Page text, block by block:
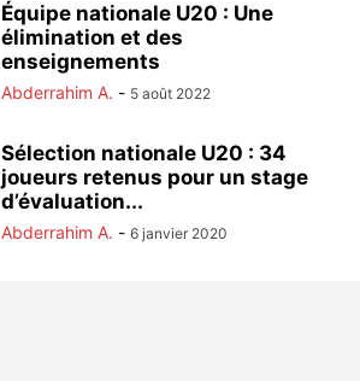
Équipe nationale U20 : Une
élimination et des
enseignements
Abderrahim A. - 5 août 2022
Sélection nationale U20 : 34
joueurs retenus pour un stage
d’évaluation...
Abderrahim A. - 6 janvier 2020